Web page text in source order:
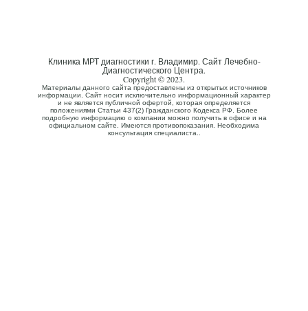
Клиника МРТ диагностики г. Владимир. Сайт Лечебно-
Диагностического Центра.
Copyright © 2023.
Материалы данного сайта предоставлены из открытых источников
информации. Сайт носит исключительно информационный характер
и не является публичной офертой, которая определяется
положениями Статьи 437(2) Гражданского Кодекса РФ. Более
подробную информацию о компании можно получить в офисе и на
официальном сайте. Имеются противопоказания. Необходима
консультация специалиста..